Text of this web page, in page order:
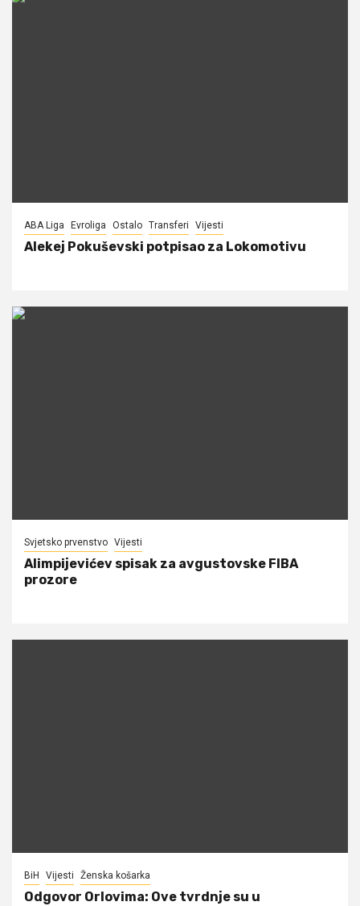
ABA Liga Evroliga Ostalo Transferi Vijesti
Alekej Pokuševski potpisao za Lokomotivu
Svjetsko prvenstvo Vijesti
Alimpijevićev spisak za avgustovske FIBA
prozore
BiH Vijesti Ženska košarka
Odgovor Orlovima: ​Ove tvrdnje su u